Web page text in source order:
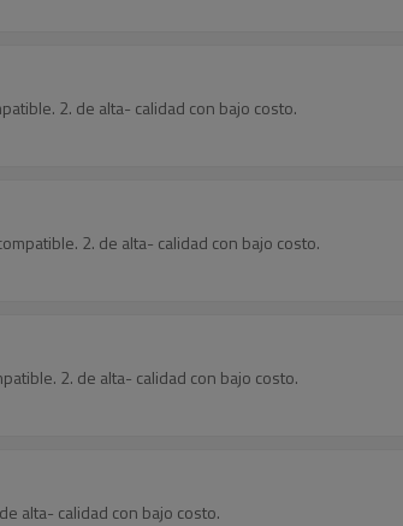
2. de alta- calidad con bajo costo.
2. de alta- calidad con bajo costo.
2. de alta- calidad con bajo costo.
alta- calidad con bajo costo.